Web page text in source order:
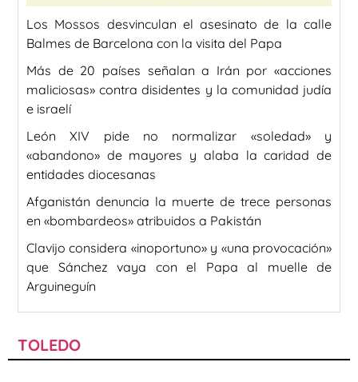
Los Mossos desvinculan el asesinato de la calle
Balmes de Barcelona con la visita del Papa
Más de 20 países señalan a Irán por «acciones
maliciosas» contra disidentes y la comunidad judía
e israelí
León XIV pide no normalizar «soledad» y
«abandono» de mayores y alaba la caridad de
entidades diocesanas
Afganistán denuncia la muerte de trece personas
en «bombardeos» atribuidos a Pakistán
Clavijo considera «inoportuno» y «una provocación»
que Sánchez vaya con el Papa al muelle de
Arguineguín
TOLEDO